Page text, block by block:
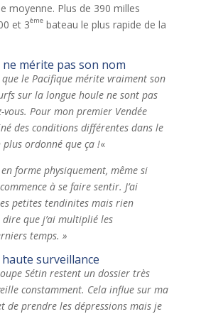
moyenne. Plus de 390 milles
et 3èmebateau le plus rapide de la
ne mérite pas son nom
que le Pacifique mérite vraiment son
sur la longue houle ne sont pas
Pour mon premier Vendée
des conditions différentes dans le
plus ordonné que ça !«
forme physiquement, même si
à se faire sentir. J’ai
petites tendinites mais rien
que j’ai multiplié les
temps. »
surveillance
Sétin restent un dossier très
constamment. Cela influe sur ma
de prendre les dépressions mais je